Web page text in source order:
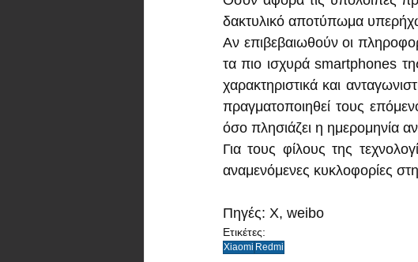
δακτυλικό αποτύπωμα
Αν επιβεβαιωθούν οι
τα πιο ισχυρά smartphones
χαρακτηριστικά και
πραγματοποιηθεί τους
όσο πλησιάζει η ημερομηνία
Για τους φίλους της
αναμενόμενες κυκλοφορίες
Πηγές: X, weibo
Ετικέτες:
Xiaomi Redmi